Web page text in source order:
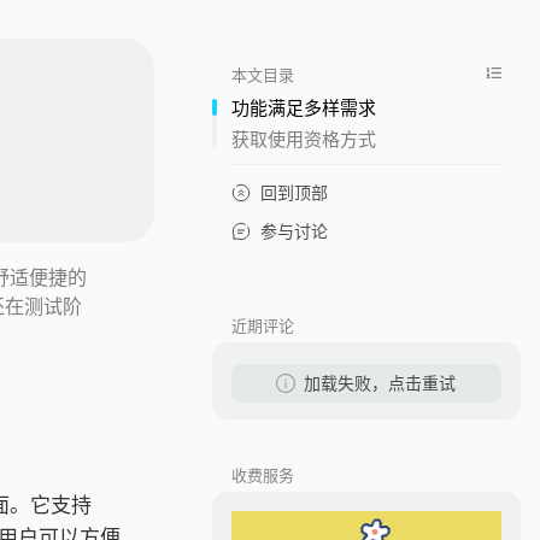
适便捷的
测试阶
。它支持
本文目录
功能满足多样需求
获取使用资格方式
回到顶部
参与讨论
近期评论
加载失败，点击重试
收费服务